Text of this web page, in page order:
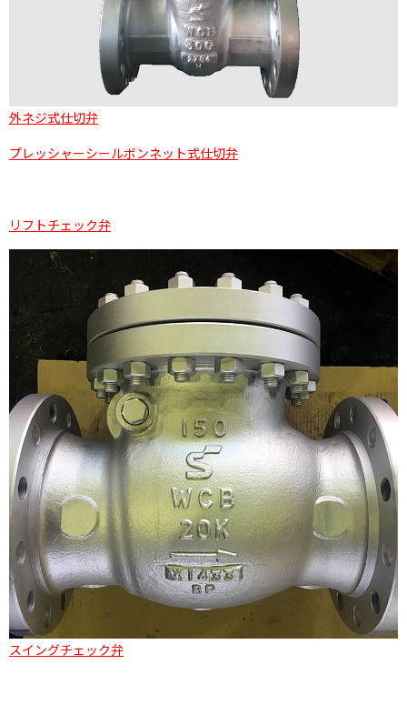
外ネジ式仕切弁
プレッシャーシールボンネット式仕切弁
リフトチェック弁
スイングチェック弁